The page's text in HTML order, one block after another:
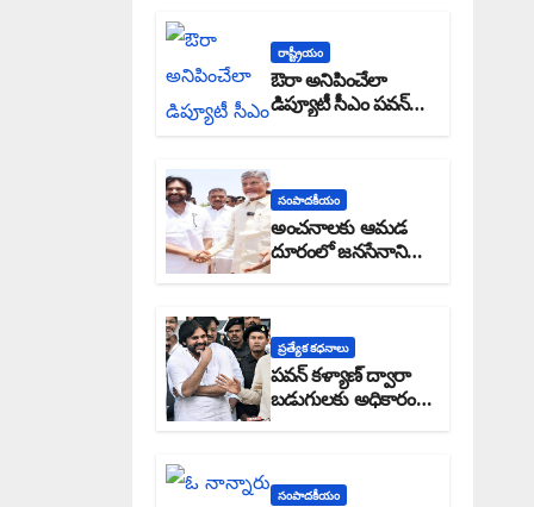
రాష్ట్రీయం
ఔరా అనిపించేలా
డిప్యూటీ సీఎం పవన్
సంపాదకీయం
అంచనాలకు ఆమడ
దూరంలో జనసేనాని?:
అక్షర సందేశం
ప్రత్యేక కధనాలు
పవన్ కళ్యాణ్ ద్వారా
బడుగులకు అధికారం
ఎండమావేనా: అక్షర
సంపాదకీయం